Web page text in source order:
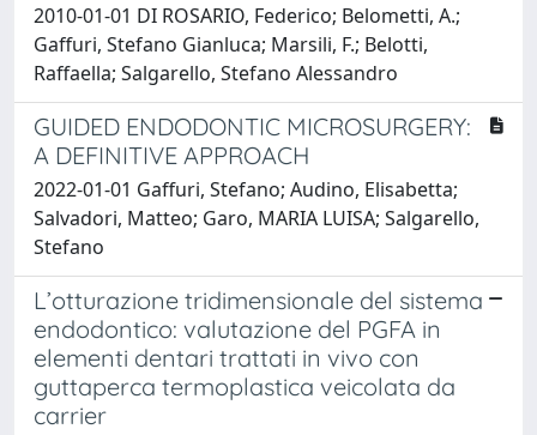
2010-01-01 DI ROSARIO, Federico; Belometti, A.;
Gaffuri, Stefano Gianluca; Marsili, F.; Belotti,
Raffaella; Salgarello, Stefano Alessandro
GUIDED ENDODONTIC MICROSURGERY:
A DEFINITIVE APPROACH
2022-01-01 Gaffuri, Stefano; Audino, Elisabetta;
Salvadori, Matteo; Garo, MARIA LUISA; Salgarello,
Stefano
L’otturazione tridimensionale del sistema
endodontico: valutazione del PGFA in
elementi dentari trattati in vivo con
guttaperca termoplastica veicolata da
carrier